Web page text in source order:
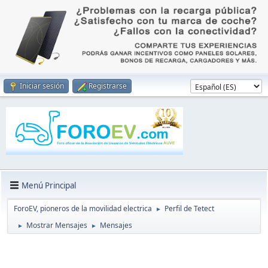
Iniciar sesión Registrarse
Menú Principal
ForoEV, pioneros de la movilidad electrica ► Perfil de Tetect
► Mostrar Mensajes ► Mensajes